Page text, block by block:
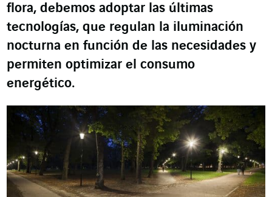
flora, debemos adoptar las últimas
tecnologías, que regulan la iluminación
nocturna en función de las necesidades y
permiten optimizar el consumo
energético.